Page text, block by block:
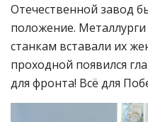
Отечественной завод
положение.
станкам вставали их
проходной появился
для фронта! Всё для